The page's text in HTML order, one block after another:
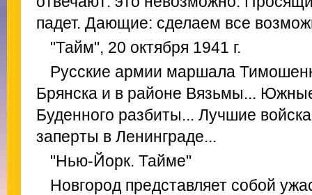
падет. Дающие: сделаем все
"Тайм", 20 октября 1941 г.
Русские армии маршала
Брянска и в районе Вязьмы...
Буденного разбиты... Лучшие
заперты в Ленинграде...
"Нью-Йорк. Тайме"
Новгород представляет собой